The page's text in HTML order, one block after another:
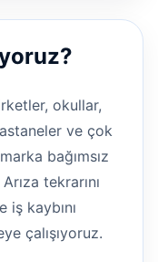
okullar,
ve çok
bağımsız
tekrarını
kaybını
çalışıyoruz.